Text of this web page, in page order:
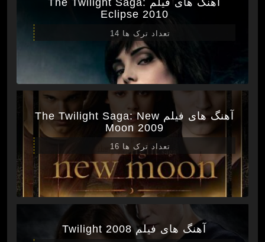
آهنگ های فیلم The Twilight Saga:
Eclipse 2010
تعداد ترک ها 14
آهنگ های فیلم The Twilight Saga: New
Moon 2009
تعداد ترک ها 16
آهنگ های فیلم Twilight 2008